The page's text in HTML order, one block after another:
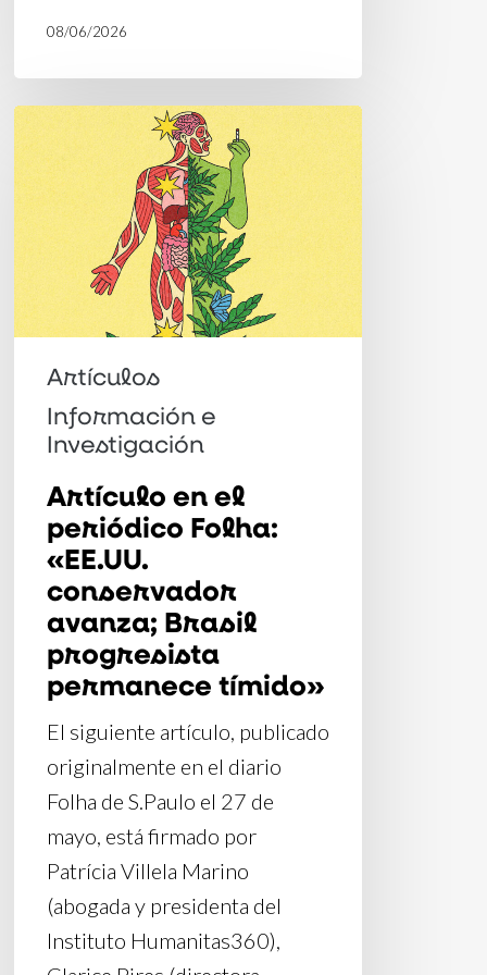
08/06/2026
Artículo
en
el
periódico
Folha:
«EE.UU.
conservador
avanza;
Brasil
progresista
tímido»
Artículos
Información e
Investigación
Artículo en el
periódico Folha:
«EE.UU.
conservador
avanza; Brasil
progresista
permanece tímido»
El siguiente artículo, publicado
originalmente en el diario
Folha de S.Paulo el 27 de
mayo, está firmado por
Patrícia Villela Marino
(abogada y presidenta del
Instituto Humanitas360),